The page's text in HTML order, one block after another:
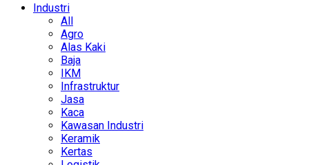
Industri
All
Agro
Alas Kaki
Baja
IKM
Infrastruktur
Jasa
Kaca
Kawasan Industri
Keramik
Kertas